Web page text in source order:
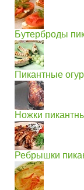
Бутерброды
Пикантные
Ножки
Ребрышки